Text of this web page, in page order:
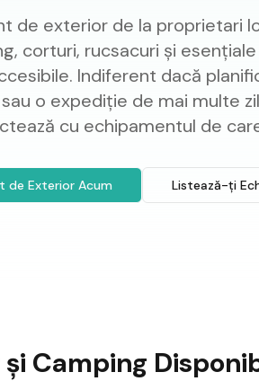
de exterior de la proprietari
corturi, rucsacuri și
Indiferent dacă
o expediție de mai multe
cu echipamentul de
de Exterior Acum Listează-ți
Camping